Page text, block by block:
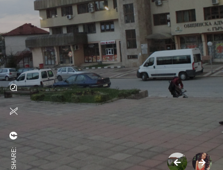
SHARE: